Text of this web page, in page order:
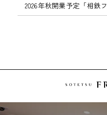
2026年秋開業予定「相鉄
イト公開のお知らせ